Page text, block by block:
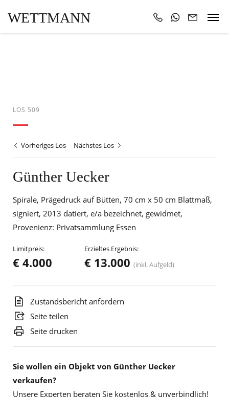
WETTMANN
LOS 509
Vorheriges Los Nächstes Los
Günther Uecker
Spirale, Prägedruck auf Bütten, 70 cm x 50 cm Blattmaß,
signiert, 2013 datiert, e/a bezeichnet, gewidmet,
Provenienz: Privatsammlung Essen
Limitpreis:
€ 4.000
Erzieltes Ergebnis:
€ 13.000 (inkl. Aufgeld)
Zustandsbericht anfordern
Seite teilen
Seite drucken
Sie wollen ein Objekt von Günther Uecker
verkaufen?
Unsere Experten beraten Sie kostenlos & unverbindlich!